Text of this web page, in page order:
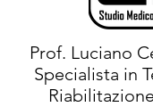
Prof. Luciano
Specialista in